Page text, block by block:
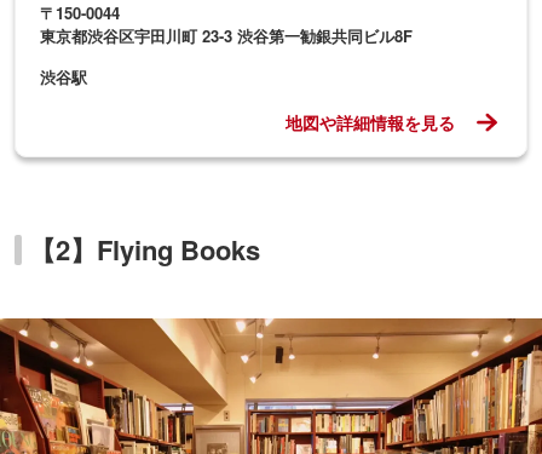
〒150-0044
東京都渋谷区宇田川町 23-3 渋谷第一勧銀共同ビル8F
渋谷駅
地図や詳細情報を見る
【2】Flying Books